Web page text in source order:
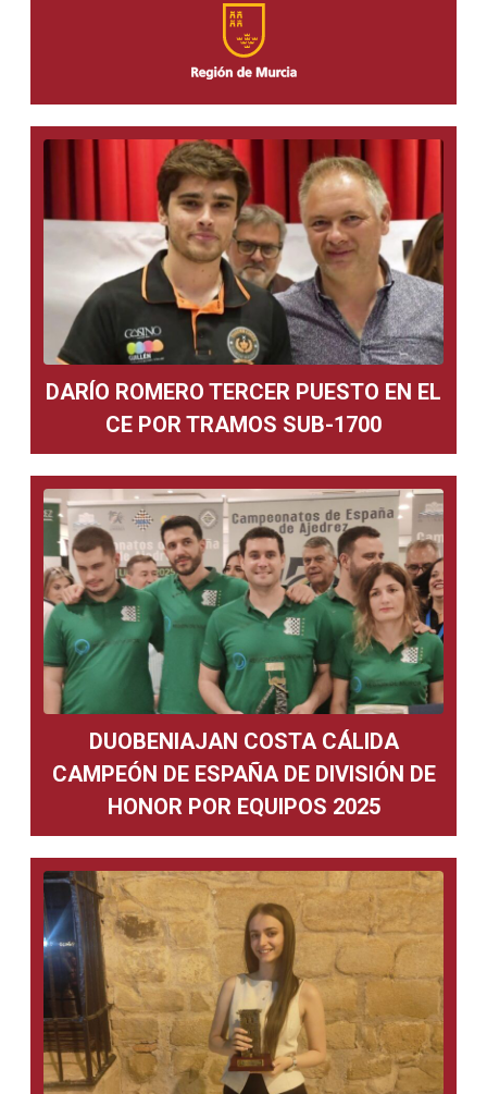
DARÍO ROMERO TERCER PUESTO EN EL
CE POR TRAMOS SUB-1700
DUOBENIAJAN COSTA CÁLIDA
CAMPEÓN DE ESPAÑA DE DIVISIÓN DE
HONOR POR EQUIPOS 2025